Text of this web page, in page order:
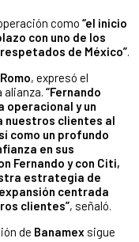
como “el inicio
con uno de los
de México”.
, expresó el
“Fernando
operacional y un
nuestros clientes al
como un profundo
en sus
Fernando y con Citi,
estrategia de
centrada
clientes”, señaló.
de Banamex sigue